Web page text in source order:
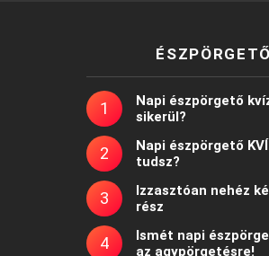
Napi észpörgető
sikerül?
Napi észpörgető
tudsz?
Izzasztóan nehéz
rész
Ismét napi
az agypörgetésre!